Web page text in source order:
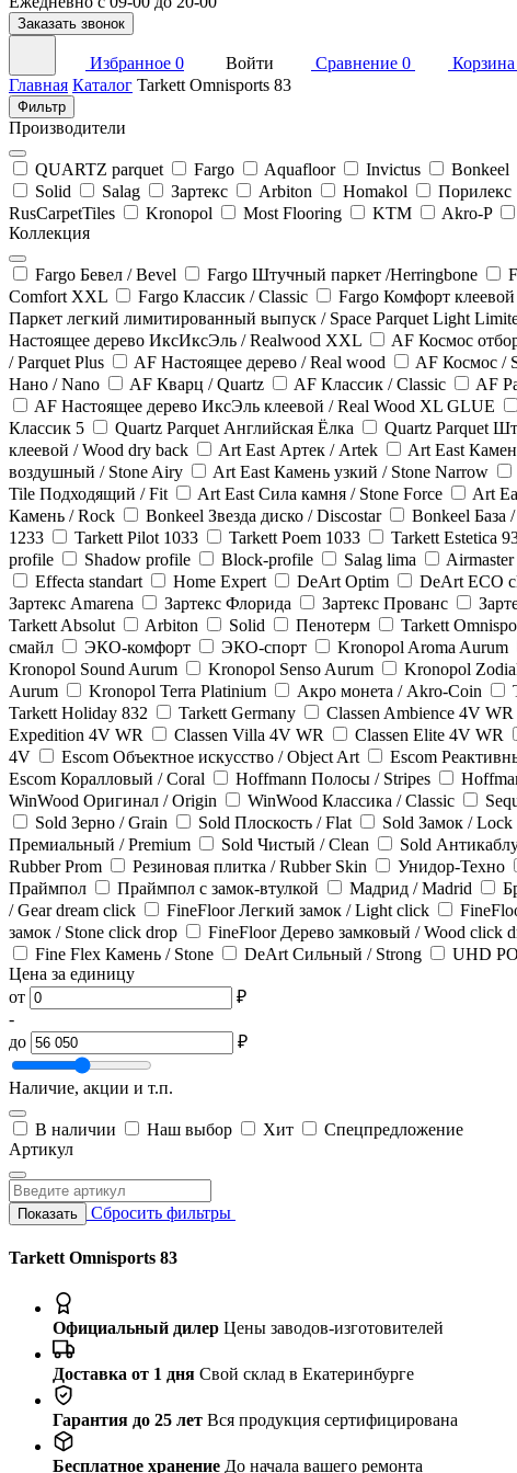
Заказать звонок
Избранное 0 Войти Сравнение 0 Корзина
Главная Каталог Tarkett Omnisports 83
Фильтр
Производители
QUARTZ parquet Fargo Aquafloor Invictus Bonkeel
Solid
Salag Зартекс Arbiton Homakol Порилекс
RusCarpetTiles
Kronopol Most Flooring KTM Akro-P
Коллекция
Fargo Бевел / Bevel Fargo Штучный паркет /Herringbone
Comfort XXL
Fargo Классик / Classic Fargo Комфорт
Паркет легкий лимитированный выпуск / Space Parquet Light
Настоящее дерево ИксИксЭль / Realwood XXL
AF Космос
/ Parquet Plus
AF Настоящее дерево / Real wood AF Космос /
Нано / Nano
AF Кварц / Quartz AF Классик / Classic AF
AF Настоящее дерево ИксЭль клеевой / Real Wood XL GLUE
Классик 5
Quartz Parquet Английская Ёлка Quartz Parquet
клеевой / Wood dry back
Art East Артек / Artek Art East
воздушный / Stone Airy
Art East Камень узкий / Stone Narrow
Tile Подходящий / Fit
Art East Сила камня / Stone Force Art
Камень / Rock
Bonkeel Звезда диско / Discostar Bonkeel База
1233
Tarkett Pilot 1033 Tarkett Poem 1033 Tarkett Estetica
profile
Shadow profile Block-profile Salag lima Airmaster
Effecta standart
Home Expert DeArt Optim DeArt ECO
Зартекс Amarena
Зартекс Флорида Зартекс Прованс
Tarkett Absolut
Arbiton Solid Пенотерм Tarkett
смайл
ЭКО-комфорт ЭКО-спорт Kronopol Aroma Aurum
Kronopol Sound Aurum
Kronopol Senso Aurum Kronopol
Aurum
Kronopol Terra Platinium Акро монета / Akro-Coin
Tarkett Holiday 832
Tarkett Germany Classen Ambience 4V WR
Expedition 4V WR
Classen Villa 4V WR Classen Elite 4V WR
4V
Escom Объектное искусство / Object Art Escom
Escom Коралловый / Coral
Hoffmann Полосы / Stripes
WinWood Оригинал / Origin
WinWood Классика / Classic
Sold Зерно / Grain
Sold Плоскость / Flat Sold Замок / Lock
Премиальный / Premium
Sold Чистый / Clean Sold
Rubber Prom
Резиновая плитка / Rubber Skin Унидор-Техно
Праймпол
Праймпол с замок-втулкой Мадрид / Madrid
/ Gear dream click
FineFloor Легкий замок / Light click
замок / Stone click drop
FineFloor Дерево замковый / Wood click
Fine Flex Камень / Stone
DeArt Сильный / Strong UHD
Цена за единицу
от
₽
-
до
₽
Наличие, акции и т.п.
В наличии Наш выбор Хит
Спецпредложение
Артикул
Показать Сбросить фильтры
Tarkett Omnisports 83
Официальный дилер Цены заводов-изготовителей
Доставка от 1 дня Свой склад в Екатеринбурге
Гарантия до 25 лет Вся продукция сертифицирована
Бесплатное хранение До начала вашего ремонта